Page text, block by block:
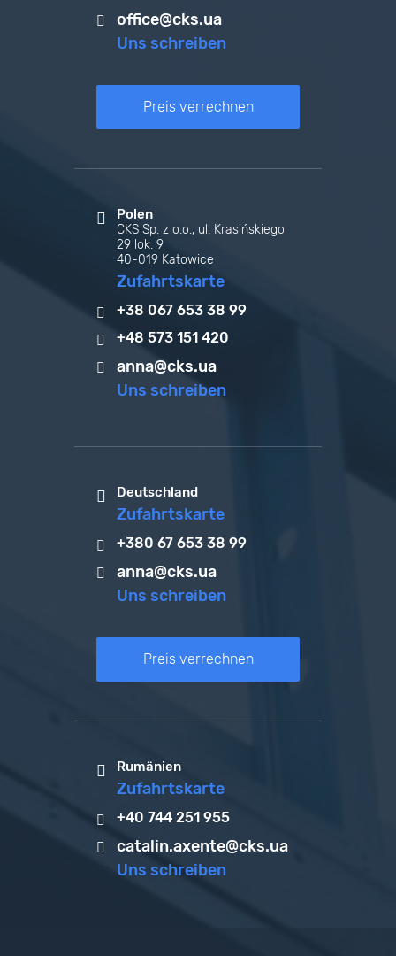
office@cks.ua
Uns schreiben
Preis verrechnen
Polen
CKS Sp. z o.o., ul. Krasińskiego
29 lok. 9
40-019 Katowice
Zufahrtskarte
+38 067 653 38 99
+48 573 151 420
anna@cks.ua
Uns schreiben
Deutschland
Zufahrtskarte
+380 67 653 38 99
anna@cks.ua
Uns schreiben
Preis verrechnen
Rumänien
Zufahrtskarte
+40 744 251 955
catalin.axente@cks.ua
Uns schreiben